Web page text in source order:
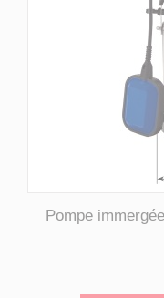
Pompe